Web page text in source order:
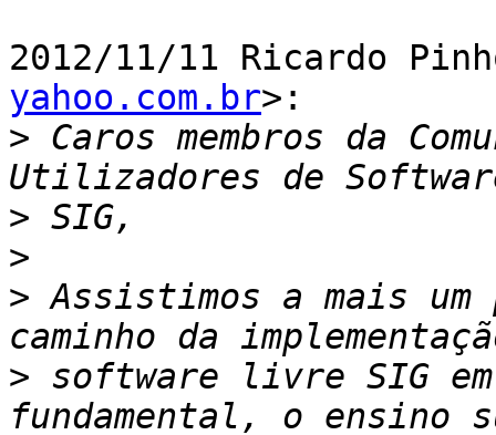
2012/11/11 Ricardo
yahoo.com.br>:
> Caros membros da
>
>
> Assistimos a mais
> software livre SIG